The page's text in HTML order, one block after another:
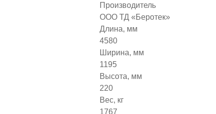
Производитель
ООО ТД «Беротек»
Длина, мм
4580
Ширина, мм
1195
Высота, мм
220
Вес, кг
1767